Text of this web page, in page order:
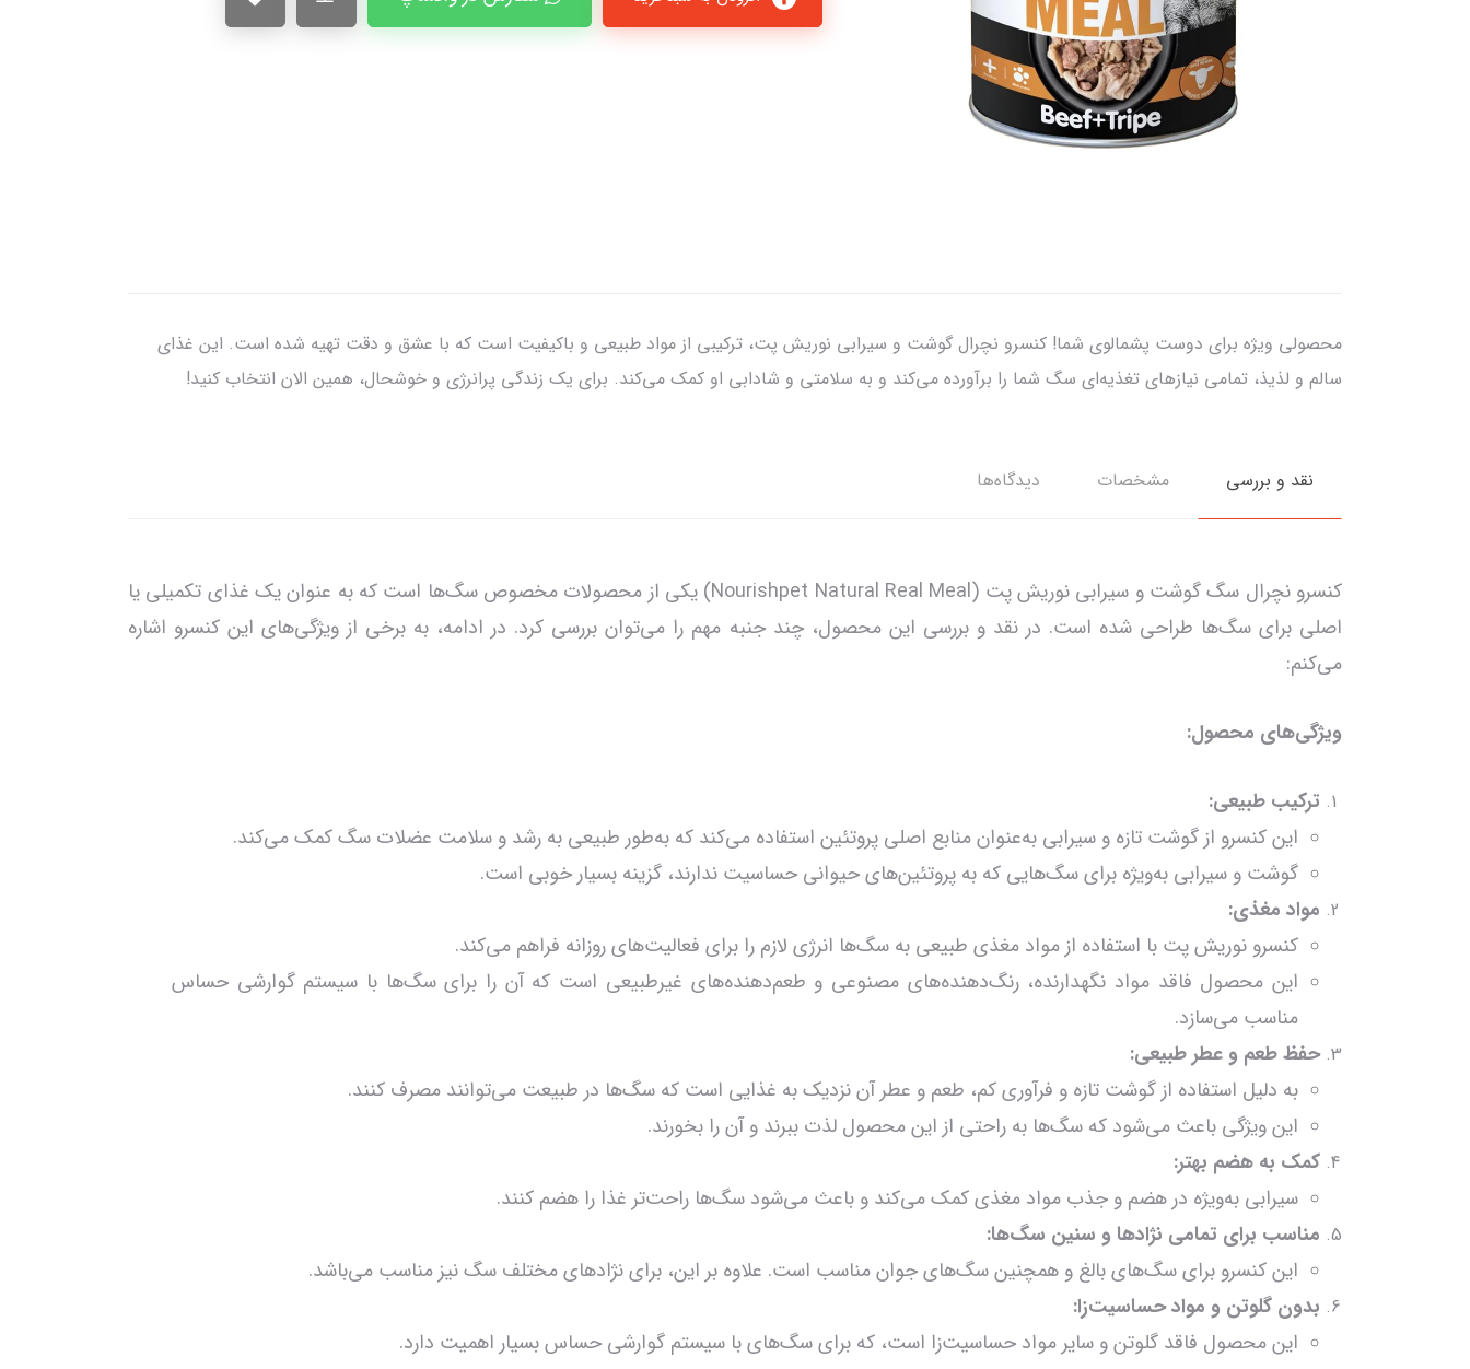
محصولی ویژه برای دوست پشمالوی شما! کنسرو نچرال گوشت و سیرابی نوریش پت، ترکیبی از مواد طبیعی و باکیفیت است که با عشق و دقت تهیه شده است. این غذای
سالم و لذیذ، تمامی نیازهای تغذیه‌ای سگ شما را برآورده می‌کند و به سلامتی و شادابی او کمک می‌کند. برای یک زندگی پرانرژی و خوشحال، همین الان انتخاب کنید!
نقد و بررسی مشخصات دیدگاه‌ها
کنسرو نچرال سگ گوشت و سیرابی نوریش پت (Nourishpet Natural Real Meal) یکی از محصولات مخصوص سگ‌ها است که به عنوان یک غذای تکمیلی یا
اصلی برای سگ‌ها طراحی شده است. در نقد و بررسی این محصول، چند جنبه مهم را می‌توان بررسی کرد. در ادامه، به برخی از ویژگی‌های این کنسرو اشاره
می‌کنم:
ویژگی‌های محصول:
ترکیب طبیعی:
این کنسرو از گوشت تازه و سیرابی به‌عنوان منابع اصلی پروتئین استفاده می‌کند که به‌طور طبیعی به رشد و سلامت عضلات سگ کمک می‌کند.
گوشت و سیرابی به‌ویژه برای سگ‌هایی که به پروتئین‌های حیوانی حساسیت ندارند، گزینه بسیار خوبی است.
مواد مغذی:
کنسرو نوریش پت با استفاده از مواد مغذی طبیعی به سگ‌ها انرژی لازم را برای فعالیت‌های روزانه فراهم می‌کند.
این محصول فاقد مواد نگهدارنده، رنگ‌دهنده‌های مصنوعی و طعم‌دهنده‌های غیرطبیعی است که آن را برای سگ‌ها با سیستم گوارشی حساس
مناسب می‌سازد.
حفظ طعم و عطر طبیعی:
به دلیل استفاده از گوشت تازه و فرآوری کم، طعم و عطر آن نزدیک به غذایی است که سگ‌ها در طبیعت می‌توانند مصرف کنند.
این ویژگی باعث می‌شود که سگ‌ها به راحتی از این محصول لذت ببرند و آن را بخورند.
کمک به هضم بهتر:
سیرابی به‌ویژه در هضم و جذب مواد مغذی کمک می‌کند و باعث می‌شود سگ‌ها راحت‌تر غذا را هضم کنند.
مناسب برای تمامی نژادها و سنین سگ‌ها:
این کنسرو برای سگ‌های بالغ و همچنین سگ‌های جوان مناسب است. علاوه بر این، برای نژادهای مختلف سگ نیز مناسب می‌باشد.
بدون گلوتن و مواد حساسیت‌زا:
این محصول فاقد گلوتن و سایر مواد حساسیت‌زا است، که برای سگ‌های با سیستم گوارشی حساس بسیار اهمیت دارد.